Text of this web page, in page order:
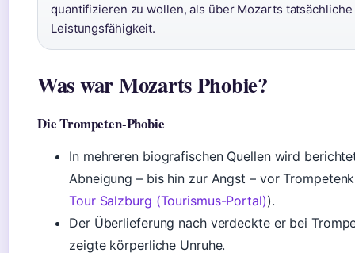
quantifizieren zu wollen, als über Mozarts
Leistungsfähigkeit.
Was war Mozarts Phobie?
Die Trompeten-Phobie
In mehreren biografischen Quellen wird
Abneigung – bis hin zur Angst – vor
Tour Salzburg (Tourismus-Portal)).
Der Überlieferung nach verdeckte er bei
zeigte körperliche Unruhe.